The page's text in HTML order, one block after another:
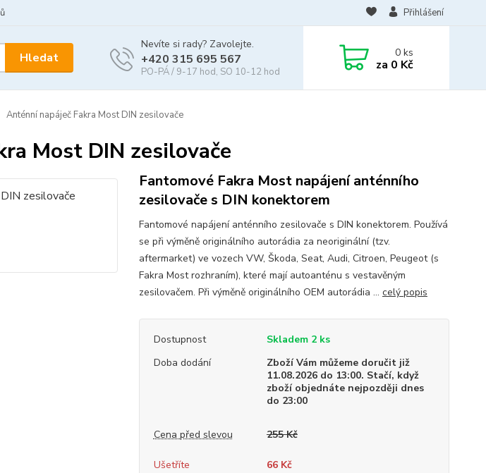
Přihlášení
Hledat
Nevíte si rady? Zavolejte.
+420 315 695 567
PO-PÁ / 9-17 hod, SO 10-12 hod
0ks
za 0 Kč
Anténní napáječ Fakra Most DIN zesilovače
Most DIN zesilovače
Fantomové Fakra Most napájení anténního
zesilovače s DIN konektorem
Fantomové napájení anténního zesilovače s DIN konektorem. Používá
se při výměně originálního autorádia za neoriginální (tzv.
aftermarket) ve vozech VW, Škoda, Seat, Audi, Citroen, Peugeot (s
Fakra Most rozhraním), které mají autoanténu s vestavěným
zesilovačem. Při výměně originálního OEM autorádia ... celý popis
Dostupnost
Skladem 2 ks
Doba dodání
Zboží Vám můžeme doručit již
11.08.2026 do 13:00. Stačí, když
zboží objednáte nejpozději dnes
do 23:00
Cena před slevou 255 Kč
Ušetříte 66 Kč